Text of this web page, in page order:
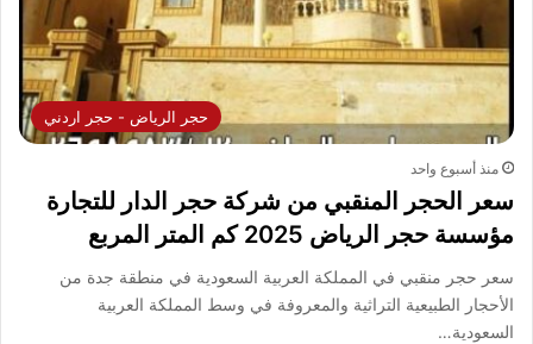
حجر الرياض - حجر اردني
منذ أسبوع واحد
سعر الحجر المنقبي من شركة حجر الدار للتجارة
مؤسسة حجر الرياض 2025 كم المتر المربع
سعر حجر منقبي في المملكة العربية السعودية في منطقة جدة من
الأحجار الطبيعية التراثية والمعروفة في وسط المملكة العربية
السعودية…